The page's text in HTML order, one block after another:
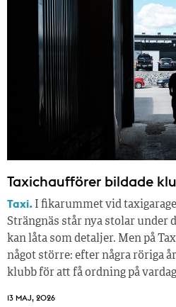
Taxichaufförer bildade
Taxi. I fikarummet vid
Strängnäs står nya stolar under
kan låta som detaljer. Men på
något större: efter några röriga
klubb för att få ordning på
13 MAJ, 2026